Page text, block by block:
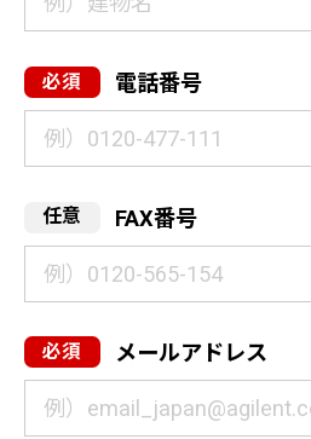
電話番号
FAX番号
メールアドレス